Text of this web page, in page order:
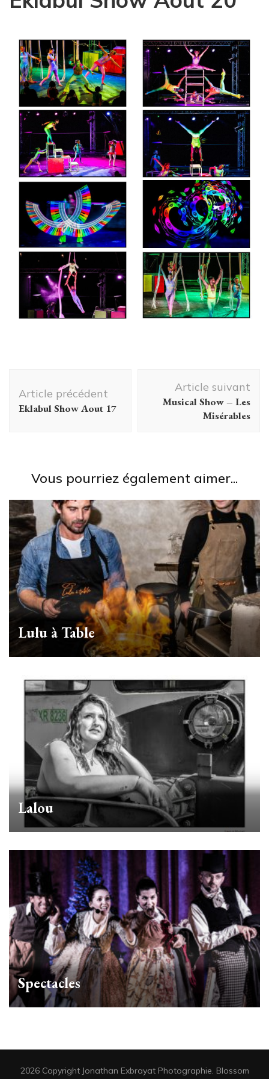
d'article
Article précédent
Eklabul Show Aout 17
Article suivant
Musical Show – Les
Misérables
Vous pourriez également aimer...
Lulu à Table
Lalou
Spectacles
2026 Copyright Jonathan Exbrayat Photographie. Blossom